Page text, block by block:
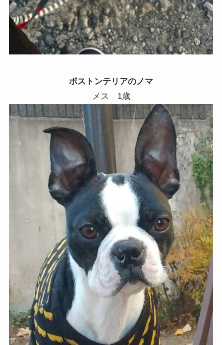
ボストンテリアのノマ
メス 1歳